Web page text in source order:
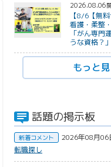
2026.08.06
【8/6【無
看護・柔整
「がん専門
うな資格？」
もっと
話題の掲示板
新着コメント
2026年08月06
転職探し